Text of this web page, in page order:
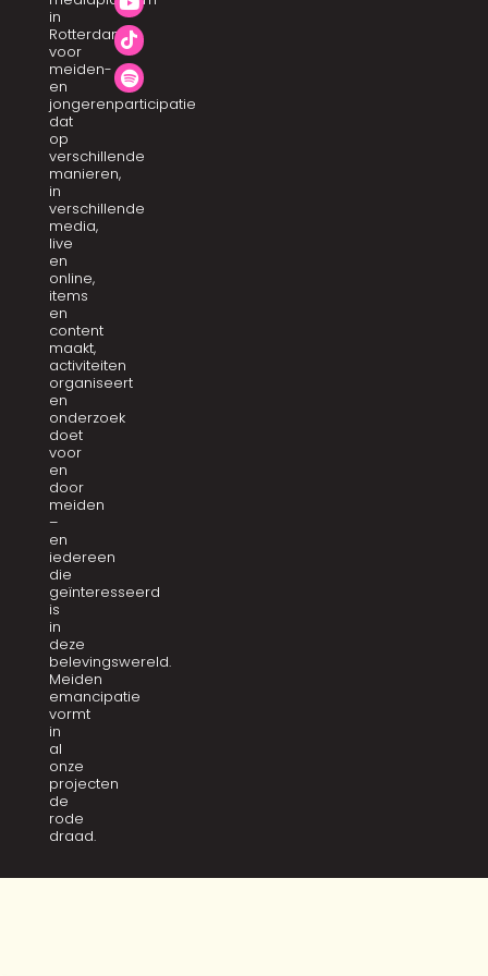
in
Rotterdam
voor
meiden-
en
jongerenparticipatie
dat
op
verschillende
manieren,
in
verschillende
media,
live
en
online,
items
en
content
maakt,
activiteiten
organiseert
en
onderzoek
doet
voor
en
door
meiden
–
en
iedereen
die
geïnteresseerd
is
in
deze
belevingswereld.
Meiden
emancipatie
vormt
in
al
onze
projecten
de
rode
draad.